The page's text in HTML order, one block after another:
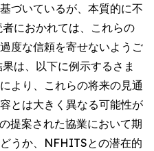
づいているが、本質的に不
におかれては、これらの
度な信頼を寄せないようご
は、以下に例示するさま
より、これらの将来の見通
とは大きく異なる可能性が
提案された協業において期
うか、NFHITSとの潜在的